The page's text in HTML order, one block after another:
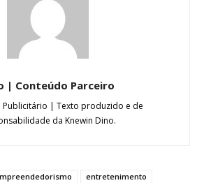
| Conteúdo Parceiro
| Texto produzido e de
da Knewin Dino.
entretenimento